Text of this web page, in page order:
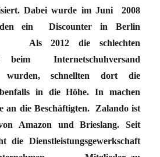
Dabei wurde im Juni 2008
ein Discounter in Berlin
2012 die schlechten
beim Internetschuhversand
wurden, schnellten dort die
in die Höhe. In machen
an die Beschäftigten. Zalando ist
Amazon und Brieslang. Seit
die Dienstleistungsgewerkschaft